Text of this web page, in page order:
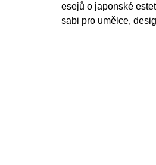
esejů o japonské
sabi pro umělce,